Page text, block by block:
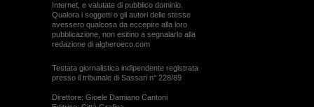
Internet, e valutate di pubblico dominio.
Qualora i soggetti o gli autori delle stesse
avessero qualcosa da eccepire alla loro
pubblicazione, non esitino a segnalarlo alla
redazione di algheroeco.com
Testata giornalistica indipendente registrata
presso il tribunale di Sassari n° 228/89
Direttore: Gioele Damiano Cantoni